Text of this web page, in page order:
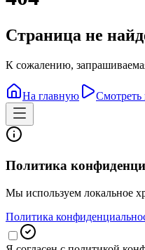
Страница не
К сожалению,
На главную Смотреть
Политика
Мы используем локальное
Политика
Я согласен с политикой
Принять